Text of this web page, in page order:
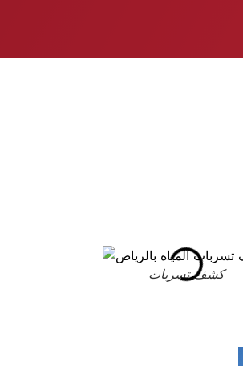
كشف تسربات